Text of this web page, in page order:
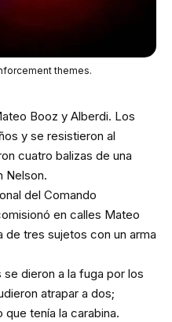
themes.
Booz y Alberdi. Los
y se resistieron al
cuatro balizas de una
Nelson.
del Comando
en calles Mateo
de tres sujetos con un arma
se dieron a la fuga por los
atrapar a dos;
tenía la carabina.